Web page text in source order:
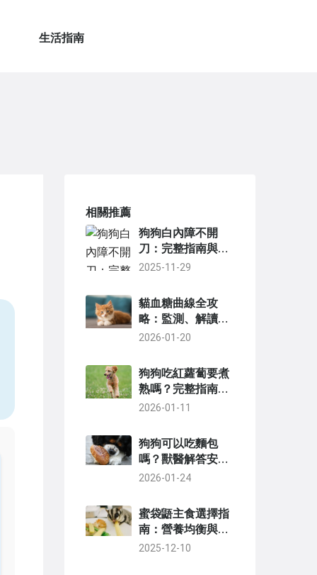
生活指南
相關推薦
狗狗白內障不開
刀：完整指南與替
代療法解析
2025-11-29
貓血糖曲線全攻
略：監測、解讀與
糖尿病管理指南
2026-01-20
狗狗吃紅蘿蔔要煮
熟嗎？完整指南與
實用建議
2026-01-11
狗狗可以吃麵包
嗎？獸醫解答安全
餵食指南與常見風
2026-01-24
蜜袋鼯主食選擇指
南：營養均衡與餵
養秘訣大公開
2025-12-10